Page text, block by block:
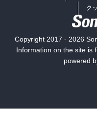
ミステリー
ク
Copyright 2017 - 2026
Information on the site is
powered